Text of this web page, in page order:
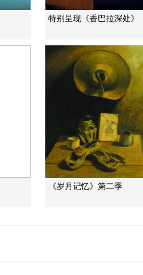
特别呈现《香巴拉深处》
《岁月记忆》第二季